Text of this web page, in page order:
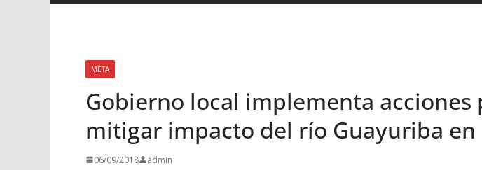
META
Gobierno local implementa acciones
mitigar impacto del río Guayuriba en
06/09/2018 admin